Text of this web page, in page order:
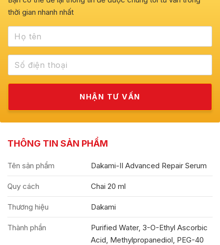
thời gian nhanh nhất
THÔNG TIN SẢN PHẨM
Tên sản phẩm Dakami-II Advanced Repair Serum
Quy cách Chai 20 ml
Thương hiệu Dakami
Thành phần
Purified Water, 3-O-Ethyl Ascorbic
Acid, Methylpropanediol, PEG-40